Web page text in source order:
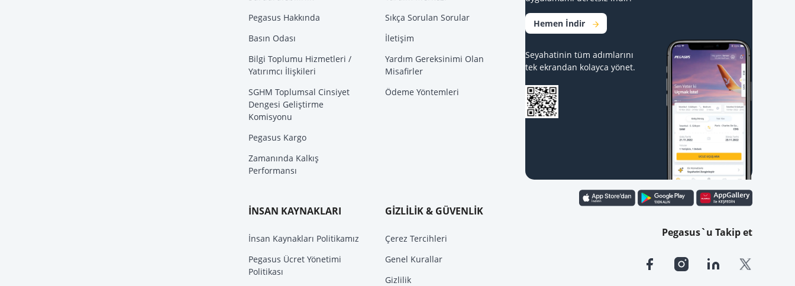
Pegasus Hakkında
Basın Odası
Bilgi Toplumu Hizmetleri /
Yatırımcı İlişkileri
SGHM Toplumsal Cinsiyet
Dengesi Geliştirme
Komisyonu
Pegasus Kargo
Zamanında Kalkış
Performansı
Sıkça Sorulan Sorular
İletişim
Yardım Gereksinimi Olan
Misafirler
Ödeme Yöntemleri
İNSAN KAYNAKLARI
İnsan Kaynakları Politikamız
Pegasus Ücret Yönetimi
Politikası
GİZLİLİK & GÜVENLİK
Çerez Tercihleri
Genel Kurallar
Gizlilik
Hemen İndir
Seyahatinin tüm adımlarını
tek ekrandan kolayca yönet.
Pegasus`u Takip et